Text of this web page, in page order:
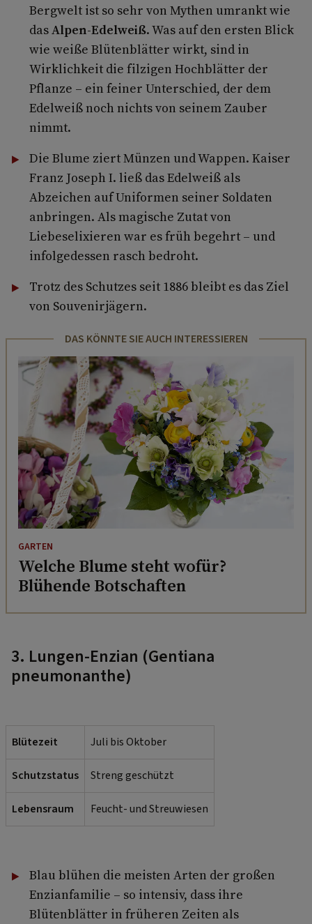
Bergwelt ist so sehr von Mythen umrankt wie
dasAlpen-Edelweiß. Was auf den ersten Blick
wie weiße Blütenblätter wirkt, sind in
Wirklichkeit die filzigen Hochblätter der
Pflanze – ein feiner Unterschied, der dem
Edelweiß noch nichts von seinem Zauber
nimmt.
Die Blume ziert Münzen und Wappen. Kaiser
Franz Joseph I. ließ das Edelweiß als
Abzeichen auf Uniformen seiner Soldaten
anbringen. Als magische Zutat von
Liebeselixieren war es früh begehrt – und
infolgedessen rasch bedroht.
Trotz des Schutzes seit 1886 bleibt es das Ziel
von Souvenirjägern.
DAS KÖNNTE SIE AUCH INTERESSIEREN
GARTEN
Welche Blume steht wofür?
Blühende Botschaften
3. Lungen-Enzian (Gentiana
pneumonanthe)
Blütezeit Juli bis Oktober
Schutzstatus Streng geschützt
Lebensraum Feucht- und Streuwiesen
Blau blühen die meisten Arten der großen
Enzianfamilie – so intensiv, dass ihre
Blütenblätter in früheren Zeiten als